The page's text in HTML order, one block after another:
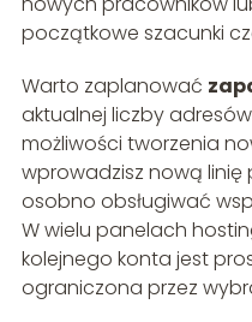
początkowe szacunki
Warto zaplanować
aktualnej liczby
możliwości tworzenia
wprowadzisz nową
osobno obsługiwać
W wielu panelach
kolejnego konta jest
ograniczona przez